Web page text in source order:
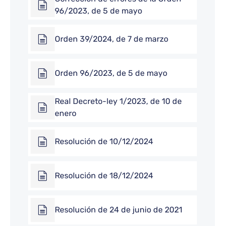
96/2023, de 5 de mayo
Orden 39/2024, de 7 de marzo
Orden 96/2023, de 5 de mayo
Real Decreto-ley 1/2023, de 10 de
enero
Resolución de 10/12/2024
Resolución de 18/12/2024
Resolución de 24 de junio de 2021